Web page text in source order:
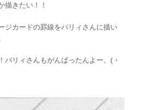
描きたい！！
ジカードの罫線をバリィさんに描い
バリィさんもがんばったんよー。(・